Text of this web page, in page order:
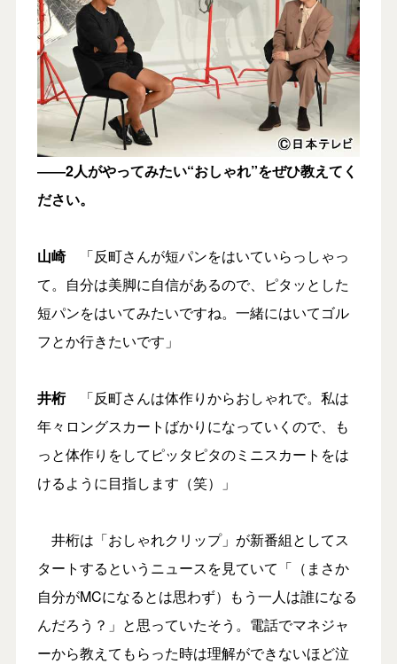
――2人がやってみたい“おしゃれ”をぜひ教えてく
ださい。
山崎
「反町さんが短パンをはいていらっしゃっ
て。自分は美脚に自信があるので、ピタッとした
短パンをはいてみたいですね。一緒にはいてゴル
フとか行きたいです」
井桁
「反町さんは体作りからおしゃれで。私は
年々ロングスカートばかりになっていくので、も
っと体作りをしてピッタピタのミニスカートをは
けるように目指します（笑）」
井桁は「おしゃれクリップ」が新番組としてス
タートするというニュースを見ていて「（まさか
自分がMCになるとは思わず）もう一人は誰になる
んだろう？」と思っていたそう。電話でマネジャ
ーから教えてもらった時は理解ができないほど泣